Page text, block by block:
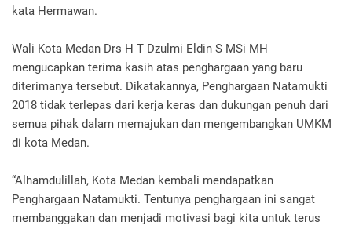
kata Hermawan.
Wali Kota Medan Drs H T Dzulmi Eldin S MSi MH
mengucapkan terima kasih atas penghargaan yang baru
diterimanya tersebut. Dikatakannya, Penghargaan Natamukti
2018 tidak terlepas dari kerja keras dan dukungan penuh dari
semua pihak dalam memajukan dan mengembangkan UMKM
di kota Medan.
“Alhamdulillah, Kota Medan kembali mendapatkan
Penghargaan Natamukti. Tentunya penghargaan ini sangat
membanggakan dan menjadi motivasi bagi kita untuk terus